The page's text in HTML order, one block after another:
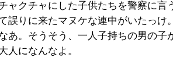
ャクチャにした子供たちを警察に言
誤りに来たマヌケな連中がいたっけ
あ。そうそう、一人子持ちの男の子
人になんなよ。